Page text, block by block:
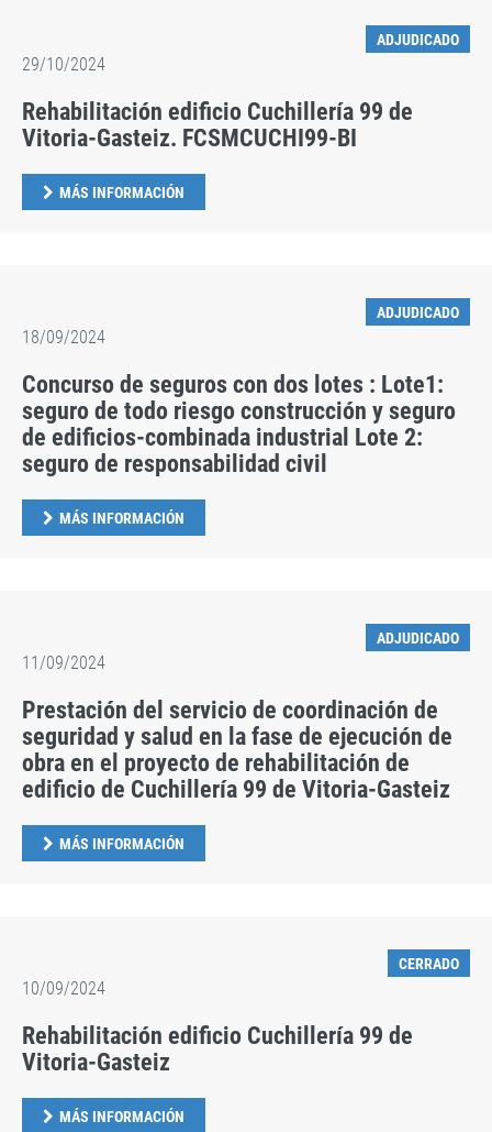
ADJUDICADO
29/10/2024
Rehabilitación edificio Cuchillería 99 de
Vitoria-Gasteiz. FCSMCUCHI99-BI
MÁS INFORMACIÓN
ADJUDICADO
18/09/2024
Concurso de seguros con dos lotes : Lote1:
seguro de todo riesgo construcción y seguro
de edificios-combinada industrial Lote 2:
seguro de responsabilidad civil
MÁS INFORMACIÓN
ADJUDICADO
11/09/2024
Prestación del servicio de coordinación de
seguridad y salud en la fase de ejecución de
obra en el proyecto de rehabilitación de
edificio de Cuchillería 99 de Vitoria-Gasteiz
MÁS INFORMACIÓN
CERRADO
10/09/2024
Rehabilitación edificio Cuchillería 99 de
Vitoria-Gasteiz
MÁS INFORMACIÓN